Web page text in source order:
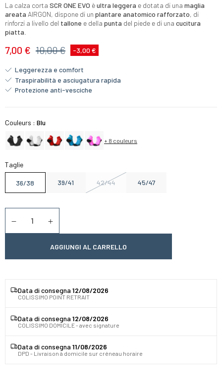
La calza corta SCR ONE EVO èultra leggera e dotata di una maglia
areata AIRGON, dispone di un plantare anatomico rafforzato, di
rinforzi a livello del tallone e della punta del piede e di una cucitura
piatta.
7,00 € 10,00 € -3,00 €
Leggerezza e comfort
Traspirabilità e asciugatura rapida
Protezione anti-vesciche
Couleurs : Blu
+ 8 couleurs
Taglie
36/38 39/41 42/44 45/47
AGGIUNGI AL CARRELLO
Data di consegna 12/08/2026
COLISSIMO POINT RETRAIT
Data di consegna 12/08/2026
COLISSIMO DOMICILE - avec signature
Data di consegna 11/08/2026
DPD - Livraison à domicile sur créneau horaire